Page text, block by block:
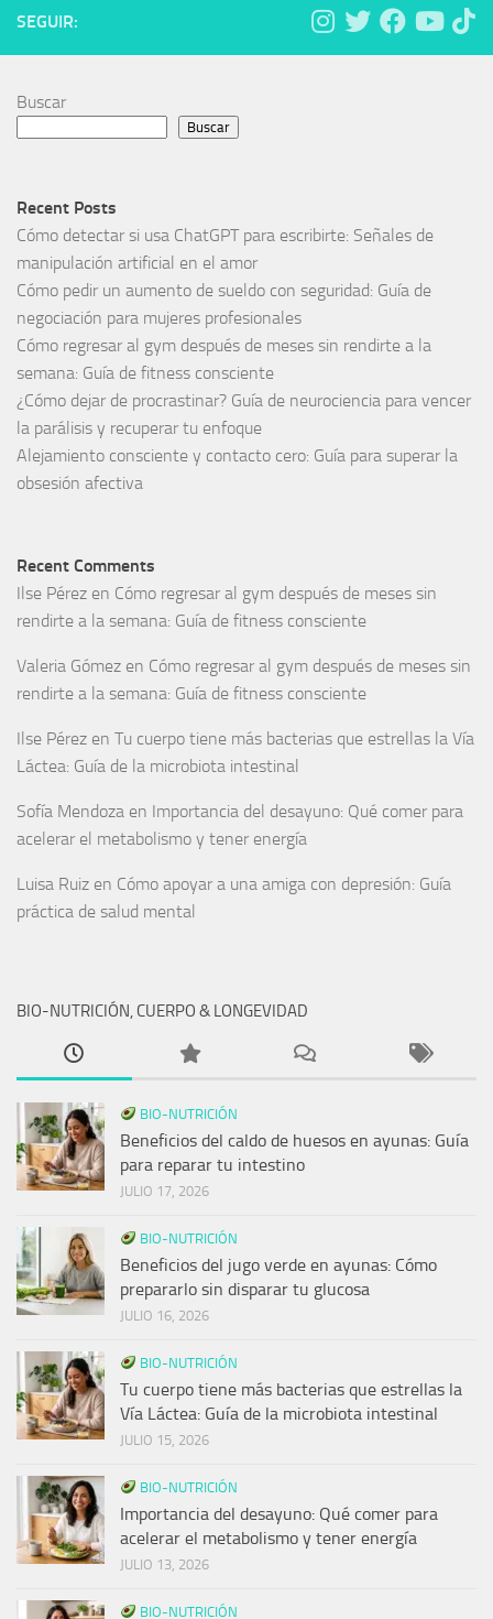
SEGUIR:
Buscar
Buscar
Recent Posts
Cómo detectar si usa ChatGPT para escribirte: Señales de
manipulación artificial en el amor
Cómo pedir un aumento de sueldo con seguridad: Guía de
negociación para mujeres profesionales
Cómo regresar al gym después de meses sin rendirte a la
semana: Guía de fitness consciente
¿Cómo dejar de procrastinar? Guía de neurociencia para vencer
la parálisis y recuperar tu enfoque
Alejamiento consciente y contacto cero: Guía para superar la
obsesión afectiva
Recent Comments
Ilse Pérez en Cómo regresar al gym después de meses sin
rendirte a la semana: Guía de fitness consciente
Valeria Gómez en Cómo regresar al gym después de meses sin
rendirte a la semana: Guía de fitness consciente
Ilse Pérez en Tu cuerpo tiene más bacterias que estrellas la Vía
Láctea: Guía de la microbiota intestinal
Sofía Mendoza en Importancia del desayuno: Qué comer para
acelerar el metabolismo y tener energía
Luisa Ruiz en Cómo apoyar a una amiga con depresión: Guía
práctica de salud mental
BIO-NUTRICIÓN, CUERPO & LONGEVIDAD
BIO-NUTRICIÓN
Beneficios del caldo de huesos en ayunas: Guía
para reparar tu intestino
JULIO 17, 2026
BIO-NUTRICIÓN
Beneficios del jugo verde en ayunas: Cómo
prepararlo sin disparar tu glucosa
JULIO 16, 2026
BIO-NUTRICIÓN
Tu cuerpo tiene más bacterias que estrellas la
Vía Láctea: Guía de la microbiota intestinal
JULIO 15, 2026
BIO-NUTRICIÓN
Importancia del desayuno: Qué comer para
acelerar el metabolismo y tener energía
JULIO 13, 2026
BIO-NUTRICIÓN